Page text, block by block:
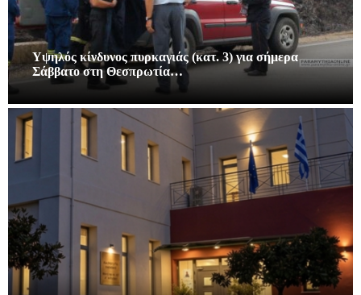
Υψηλός κίνδυνος πυρκαγιάς (κατ. 3) για σήμερα
Σάββατο στη Θεσπρωτία…